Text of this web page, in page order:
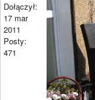
Dołączył:
17 mar
2011
Posty:
471